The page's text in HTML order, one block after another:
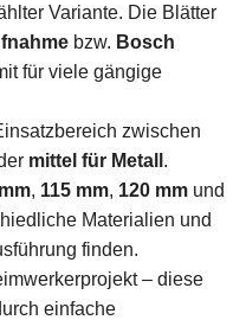
Variante. Die Blätter
bzw. Bosch
für viele gängige
zwischen
mittel für Metall .
, 115 mm, 120 mm und
Materialien und
finden.
– diese
einfache